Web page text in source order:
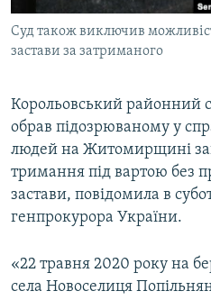
ІНФОГРАФІКА
Суд також виключив
застави за затриманого
Корольовський районний
обрав підозрюваному у
людей на Житомирщині
тримання під вартою без
застави, повідомила в
генпрокурора України.
«22 травня 2020 року на
села Новоселиця